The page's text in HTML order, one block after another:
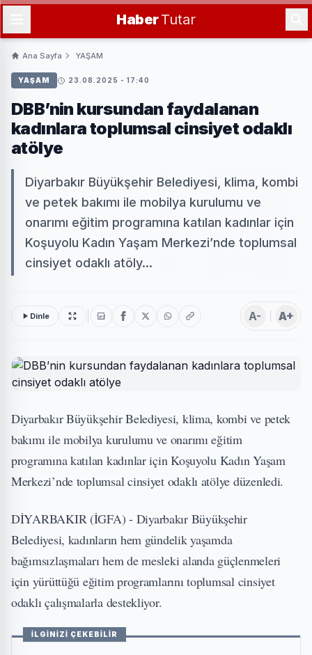
HaberTutar
Ana Sayfa YAŞAM
YAŞAM 23.08.2025 - 17:40
DBB’nin kursundan faydalanan
kadınlara toplumsal cinsiyet odaklı
atölye
Diyarbakır Büyükşehir Belediyesi, klima, kombi
ve petek bakımı ile mobilya kurulumu ve
onarımı eğitim programına katılan kadınlar için
Koşuyolu Kadın Yaşam Merkezi’nde toplumsal
cinsiyet odaklı atöly...
Dinle A- A+
Diyarbakır Büyükşehir Belediyesi, klima, kombi ve petek
bakımı ile mobilya kurulumu ve onarımı eğitim
programına katılan kadınlar için Koşuyolu Kadın Yaşam
Merkezi’nde toplumsal cinsiyet odaklı atölye düzenledi.
DİYARBAKIR (İGFA) - Diyarbakır Büyükşehir
Belediyesi, kadınların hem gündelik yaşamda
bağımsızlaşmaları hem de mesleki alanda güçlenmeleri
için yürüttüğü eğitim programlarını toplumsal cinsiyet
odaklı çalışmalarla destekliyor.
İLGİNİZİ ÇEKEBİLİR